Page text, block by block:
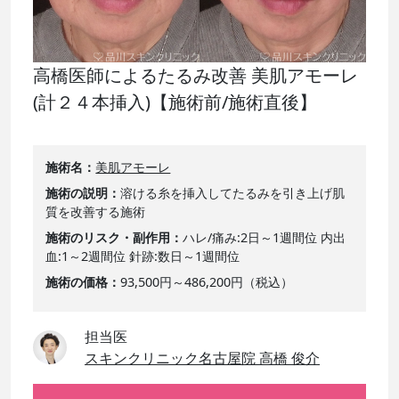
高橋医師によるたるみ改善 美肌アモーレ
(計２４本挿入)【施術前/施術直後】
施術名
美肌アモーレ
施術の説明
溶ける糸を挿入してたるみを引き上げ肌
質を改善する施術
施術のリスク・副作用
ハレ/痛み:2日～1週間位 内出
血:1～2週間位 針跡:数日～1週間位
施術の価格
93,500円～486,200円（税込）
担当医
スキンクリニック名古屋院 高橋 俊介